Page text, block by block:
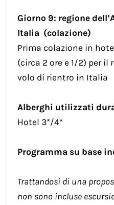
Giorno 9: regione
Italia (colazione)
Prima colazione in
(circa 2 ore e 1/2) per il
volo di rientro in Italia
Alberghi utilizzati
Hotel 3*/4*
Programma su base
Trattandosi di una
non sono incluse